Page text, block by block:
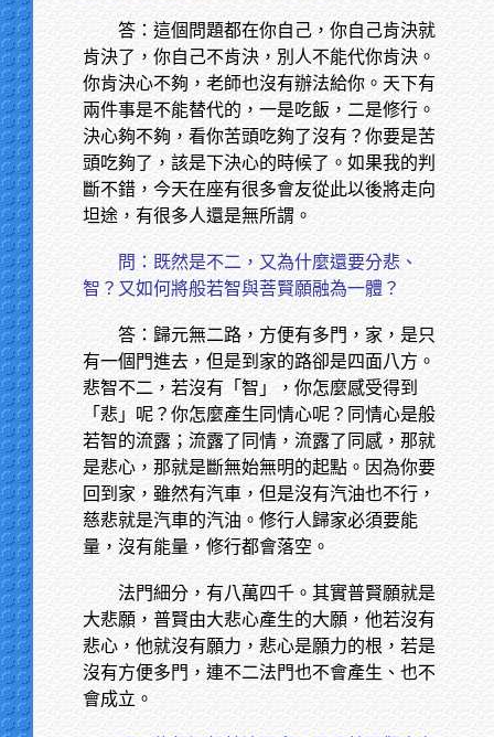
答：這個問題都在你自己，你自己肯決就
肯決了，你自己不肯決，別人不能代你肯決。
你肯決心不夠，老師也沒有辦法給你。天下有
兩件事是不能替代的，一是吃飯，二是修行。
決心夠不夠，看你苦頭吃夠了沒有？你要是苦
頭吃夠了，該是下決心的時候了。如果我的判
斷不錯，今天在座有很多會友從此以後將走向
坦途，有很多人還是無所謂。
問：既然是不二，又為什麼還要分悲、
智？又如何將般若智與菩賢願融為一體？
答：歸元無二路，方便有多門，家，是只
有一個門進去，但是到家的路卻是四面八方。
悲智不二，若沒有「智」，你怎麼感受得到
「悲」呢？你怎麼產生同情心呢？同情心是般
若智的流露；流露了同情，流露了同感，那就
是悲心，那就是斷無始無明的起點。因為你要
回到家，雖然有汽車，但是沒有汽油也不行，
慈悲就是汽車的汽油。修行人歸家必須要能
量，沒有能量，修行都會落空。
法門細分，有八萬四千。其實普賢願就是
大悲願，普賢由大悲心產生的大願，他若沒有
悲心，他就沒有願力，悲心是願力的根，若是
沒有方便多門，連不二法門也不會產生、也不
會成立。